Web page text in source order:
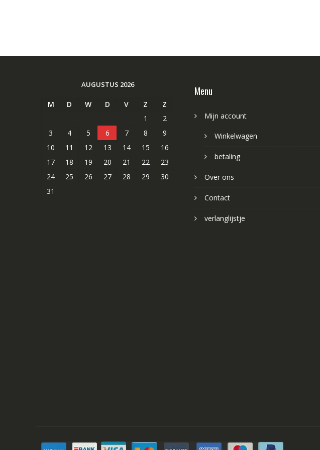
AUGUSTUS 2026
M D W D V Z
Z
1
2
3
4 5 6 7 8
9
10
11 12 13 14 15
16
17
18 19 20 21 22
23
24
25 26 27 28 29
30
31
Menu
Mijn account
Winkelwagen
betaling
Over ons
Contact
verlanglijstje